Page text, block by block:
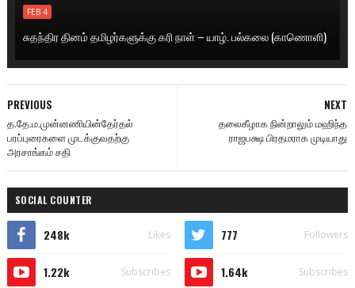
FEB 4
சுதந்திர தினம் தமிழர்களுக்கு கரி நாள் – யாழ். பல்கலை (காணொளி)
NEXT
தலைகீழாக நின்றாலும் மஹிந்த
ராஜபக்ஷ பிரதமராக முடியாது
PREVIOUS
த.தே.ம.முன்னணியின்தேர்தல்
பரப்புரைகளை முடக்குவதற்கு
அரசாங்கம் சதி
SOCIAL COUNTER
248k Likes 777 Followers
1.22k Subscribes 1.64k Subscribes